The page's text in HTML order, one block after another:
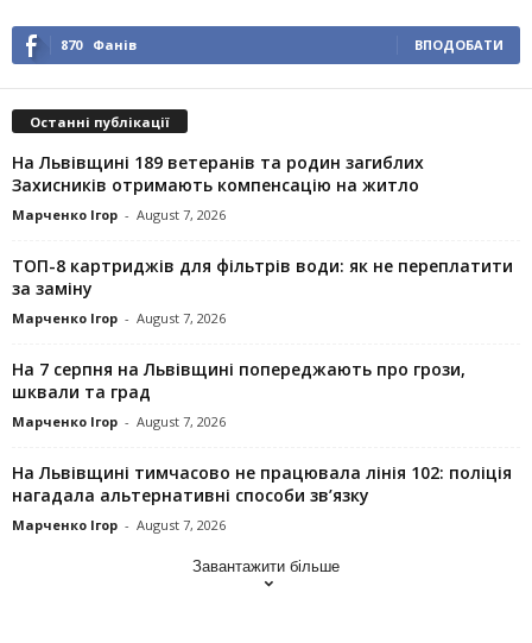
870 Фанів ВПОДОБАТИ
Останні публікації
На Львівщині 189 ветеранів та родин загиблих
Захисників отримають компенсацію на житло
Марченко Ігор - August 7, 2026
ТОП-8 картриджів для фільтрів води: як не переплатити
за заміну
Марченко Ігор - August 7, 2026
На 7 серпня на Львівщині попереджають про грози,
шквали та град
Марченко Ігор - August 7, 2026
На Львівщині тимчасово не працювала лінія 102: поліція
нагадала альтернативні способи зв’язку
Марченко Ігор - August 7, 2026
Завантажити більше